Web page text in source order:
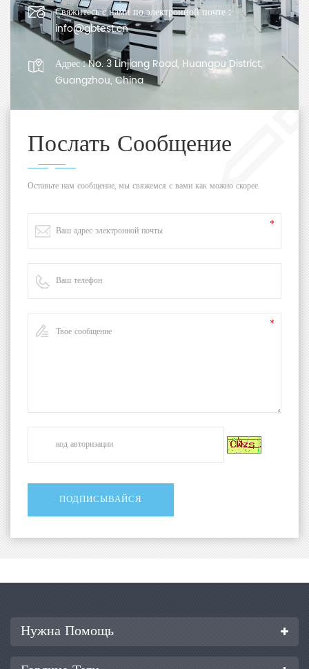
Свяжитесь с нами по электронной почте :
info@gbtest.cn
Адрес :No. 3 Linjiang Road, Huangpu District,
Guangzhou, China
Послать Сообщение
Оставьте нам сообщение, мы свяжемся с вами как можно скорее.
Нужна Помощь